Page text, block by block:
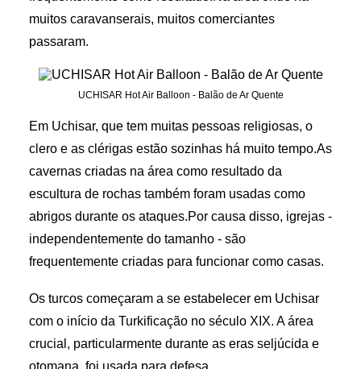
muitos caravanserais, muitos comerciantes
passaram.
UCHISAR Hot Air Balloon - Balão de Ar Quente
Em Uchisar, que tem muitas pessoas religiosas, o
clero e as clérigas estão sozinhas há muito tempo.As
cavernas criadas na área como resultado da
escultura de rochas também foram usadas como
abrigos durante os ataques.Por causa disso, igrejas -
independentemente do tamanho - são
frequentemente criadas para funcionar como casas.
Os turcos começaram a se estabelecer em Uchisar
com o início da Turkificação no século XIX. A área
crucial, particularmente durante as eras seljúcida e
otomana, foi usada para defesa.